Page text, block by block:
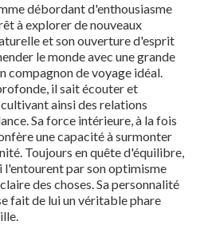
débordant d'enthousiasme
à explorer de nouveaux
et son ouverture d'esprit
le monde avec une grande
compagnon de voyage idéal.
il sait écouter et
ainsi des relations
Sa force intérieure, à la fois
une capacité à surmonter
Toujours en quête d'équilibre,
l'entourent par son optimisme
des choses. Sa personnalité
fait de lui un véritable phare